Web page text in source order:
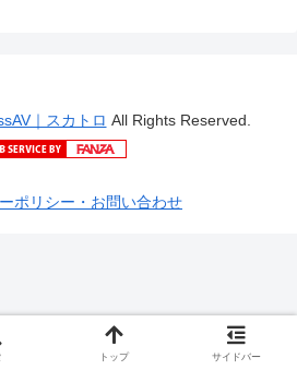
｜スカトロ All Rights Reserved.
ポリシー・お問い合わせ
トップ サイドバー